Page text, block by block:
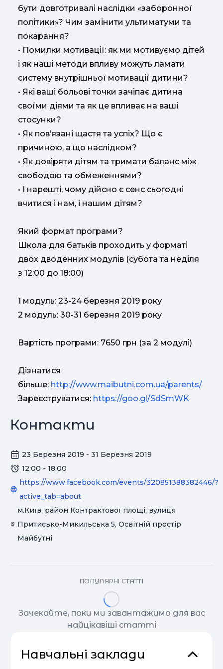
бути довготривалі наслідки «заборонної
політики»? Чим замінити ультиматуми та
покарання?
• Помилки мотивації: як ми мотивуємо дітей
і як наші методи впливу можуть ламати
систему внутрішньої мотивації дитини?
• Які ваші больові точки зачіпає дитина
своїми діями та як це впливає на ваші
стосунки?
• Як пов’язані щастя та успіх? Що є
причиною, а що наслідком?
• Як довіряти дітям та тримати баланс між
свободою та обмеженнями?
• І нарешті, чому дійсно є сенс сьогодні
вчитися і нам, і нашим дітям?
Який формат програми?
Школа для батьків проходить у форматі
двох дводенних модулів (субота та неділя
з 12:00 до 18:00)
1 модуль: 23-24 березня 2019 року
2 модуль: 30-31 березня 2019 року
Вартість програми: 7650 грн (за 2 модулі)
Дізнатися
більше: http://www.maibutni.com.ua/parents/
Зареєструватися: https://goo.gl/SdSmWK
Контакти
23 Березня 2019 - 31 Березня 2019
12:00 - 18:00
https://www.facebook.com/events/320851388382446/?
active_tab=about
м.Київ, район Контрактової площі, вулиця
Притисько-Микильська 5, Освітній простір
Майбутні
ПОПУЛЯРНІ СТАТТІ
Зачекайте, поки ми завантажимо для вас
найцікавіші статті
Навчальні заклади